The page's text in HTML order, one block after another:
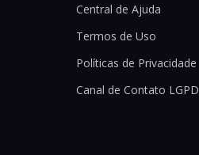
Central de Ajuda
Termos de Uso
Políticas de Privacidade
Canal de Contato LGPD